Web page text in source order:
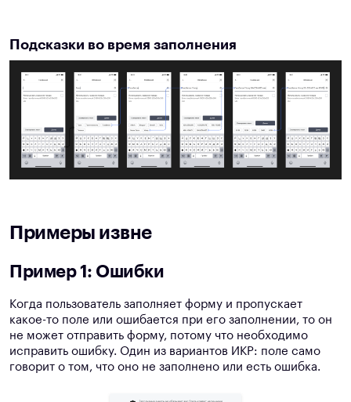
Подсказки во время заполнения
Примеры извне
Пример 1: Ошибки
Когда пользователь заполняет форму и пропускает
какое-то поле или ошибается при его заполнении, то он
не может отправить форму, потому что необходимо
исправить ошибку. Один из вариантов ИКР: поле само
говорит о том, что оно не заполнено или есть ошибка.